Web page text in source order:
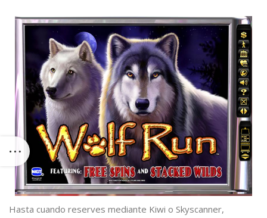
Hasta cuando reserves mediante Kiwi o Skyscanner,